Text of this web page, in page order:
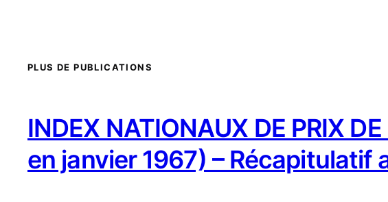
PLUS DE PUBLICATIONS
INDEX NATIONAUX DE PRIX
en janvier 1967) – Récapitulatif